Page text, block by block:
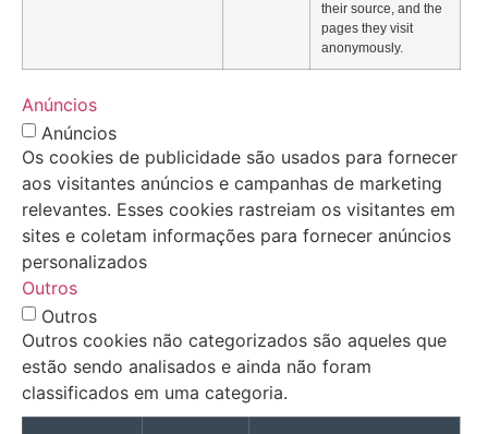
their source, and the
pages they visit
anonymously.
Anúncios
Anúncios
Os cookies de publicidade são usados para fornecer
aos visitantes anúncios e campanhas de marketing
relevantes. Esses cookies rastreiam os visitantes em
sites e coletam informações para fornecer anúncios
personalizados
Outros
Outros
Outros cookies não categorizados são aqueles que
estão sendo analisados e ainda não foram
classificados em uma categoria.